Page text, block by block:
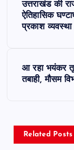
v
उत्तराखंड की
ऐतिहासिक
प्रकाश व्यवस्था
आ रहा भयंकर
तबाही, मौसम
Related Posts